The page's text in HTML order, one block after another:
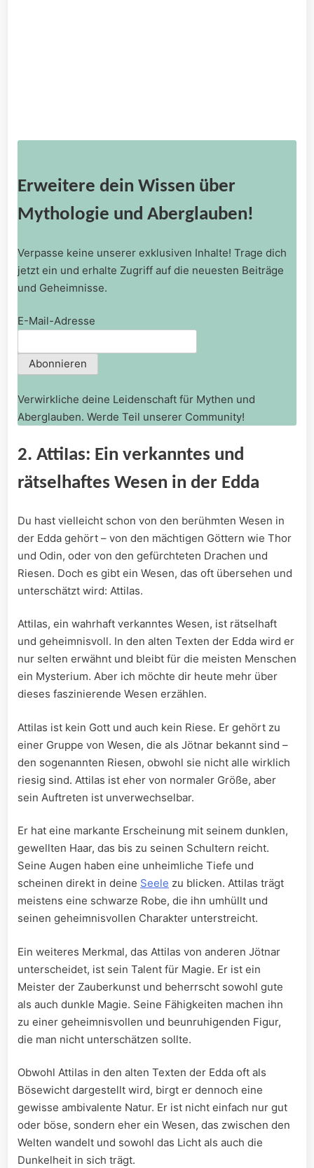
Erweitere dein Wissen über
Mythologie und Aberglauben!
Verpasse keine unserer exklusiven Inhalte! Trage dich
jetzt ein und erhalte Zugriff auf die neuesten Beiträge
und Geheimnisse.
E-Mail-Adresse
Verwirkliche deine Leidenschaft für Mythen und
Aberglauben. Werde Teil unserer Community!
2. ⁢AttiIas:⁤ Ein⁣ verkanntes und​
rätselhaftes Wesen in der Edda
Du hast vielleicht schon ⁢von den berühmten Wesen in
‌der Edda⁤ gehört – von den mächtigen⁤ Göttern wie Thor
und Odin, oder von⁢ den ​gefürchteten‌ Drachen und
Riesen. ‌Doch es‍ gibt ein Wesen, ‍das oft übersehen ⁢und
unterschätzt‍ wird: ⁣AttiIas.
AttiIas,‍ ein wahrhaft ⁢verkanntes Wesen, ist rätselhaft
und geheimnisvoll.⁣ In den alten Texten der ‌Edda wird er
nur selten erwähnt ⁢und bleibt für die ‍meisten Menschen⁢
ein Mysterium. Aber ‌ich möchte ‍dir heute mehr ⁣über
dieses ⁢faszinierende Wesen erzählen.
AttiIas ⁣ist kein Gott und auch kein Riese. Er ⁤gehört zu
einer Gruppe von⁤ Wesen,⁢ die‍ als Jötnar bekannt sind​ –
den sogenannten Riesen, ⁣obwohl sie nicht alle wirklich
⁢riesig ⁣sind. AttiIas ist eher von normaler ⁢Größe, aber
sein Auftreten ist⁤ unverwechselbar.
Er hat eine markante Erscheinung mit ‌seinem dunklen,
gewellten Haar, das bis zu seinen Schultern ⁣reicht.‌
Seine⁣ Augen haben eine unheimliche Tiefe und‌
scheinen direkt‌ in deine Seele zu blicken. AttiIas trägt⁢
meistens eine schwarze ‌Robe, ⁢die ihn ⁤umhüllt ​und
seinen geheimnisvollen Charakter unterstreicht.
Ein weiteres ​Merkmal, das AttiIas von ⁢anderen‌ Jötnar
unterscheidet, ist sein Talent für Magie. ⁣Er ist⁣ ein
‌Meister der Zauberkunst‍ und⁢ beherrscht ​sowohl​ gute
als auch ‌dunkle‍ Magie.⁤ Seine Fähigkeiten ‍machen‍ ihn
zu einer geheimnisvollen ​und⁣ beunruhigenden Figur,
die⁤ man nicht unterschätzen sollte.
Obwohl⁣ AttiIas ‍in den alten Texten ‍der Edda oft als
Bösewicht⁤ dargestellt wird, birgt er ​dennoch eine
gewisse ⁤ambivalente Natur. Er ist nicht einfach nur​ gut
oder böse,‌ sondern eher ein Wesen,​ das zwischen den
Welten wandelt und ⁣sowohl das Licht als auch die
⁣Dunkelheit in ⁤sich trägt.